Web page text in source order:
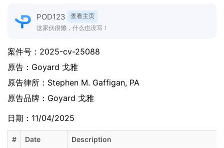
POD123
查看主页
这家伙很懒，什么也没写！
案件号： 2025-cv-25088
原告： Goyard 戈雅
原告律所：Stephen M. Gaffigan, PA
原告品牌： Goyard 戈雅
日期：11/04/2025
# Date Description